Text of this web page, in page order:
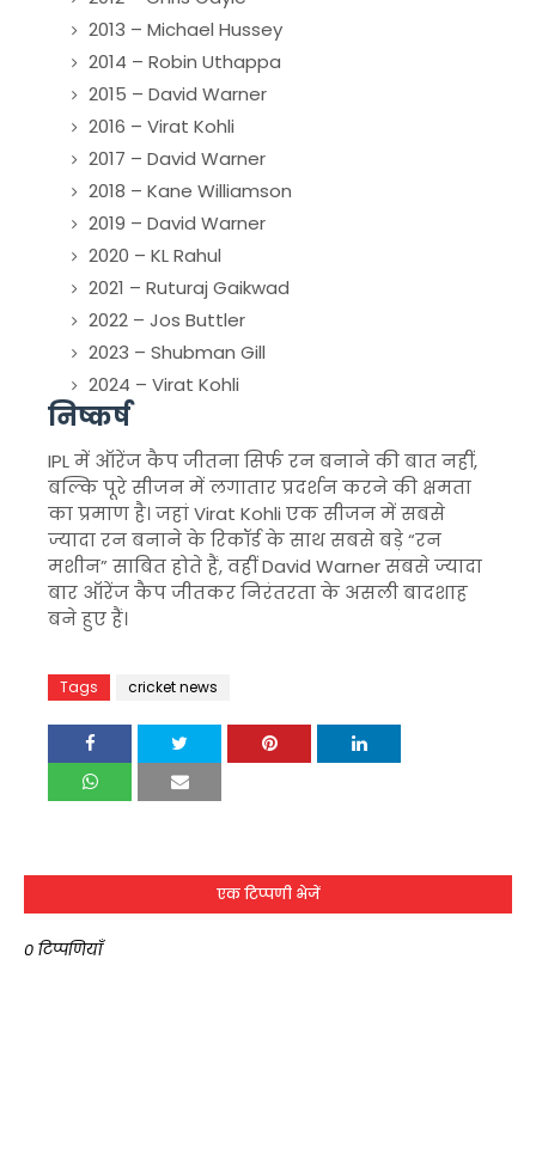
2013 – Michael Hussey
2014 – Robin Uthappa
2015 – David Warner
2016 – Virat Kohli
2017 – David Warner
2018 – Kane Williamson
2019 – David Warner
2020 – KL Rahul
2021 – Ruturaj Gaikwad
2022 – Jos Buttler
2023 – Shubman Gill
2024 – Virat Kohli
निष्कर्ष
IPL में ऑरेंज कैप जीतना सिर्फ रन बनाने की बात नहीं,
बल्कि पूरे सीजन में लगातार प्रदर्शन करने की क्षमता
का प्रमाण है। जहांVirat Kohli एक सीजन में सबसे
ज्यादा रन बनाने के रिकॉर्ड के साथ सबसे बड़े “रन
मशीन” साबित होते हैं, वहींDavid Warnerसबसे ज्यादा
बार ऑरेंज कैप जीतकर निरंतरता के असली बादशाह
बने हुए हैं।
Tags cricket news
एक टिप्पणी भेजें
0 टिप्पणियाँ